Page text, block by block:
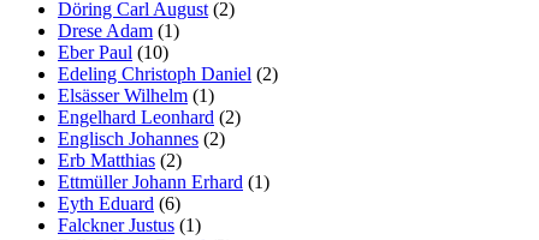
Döring Carl August(2)
Drese Adam (1)
Eber Paul (10)
Edeling Christoph Daniel (2)
Elsässer Wilhelm (1)
Engelhard Leonhard (2)
Englisch Johannes (2)
Erb Matthias (2)
Ettmüller Johann Erhard (1)
Eyth Eduard (6)
Falckner Justus (1)